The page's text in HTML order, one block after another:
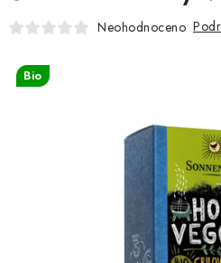
DROGERIE A KOSMETIKA
NÁPOJE
RELAX A REGENERACE
Neohodnoceno
Bio